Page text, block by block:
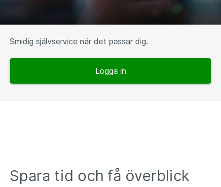
Smidig självservice när det passar dig.
Logga in
Spara tid och få överblick